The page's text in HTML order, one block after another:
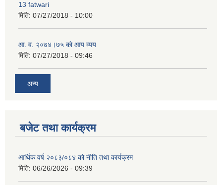
13 fatwari
मिति: 07/27/2018 - 10:00
आ‍. व. २०७४।७५ काे आय व्यय
मिति: 07/27/2018 - 09:46
अन्य
बजेट तथा कार्यक्रम
आर्थिक वर्ष २०८३/०८४ को नीति तथा कार्यक्रम
मिति: 06/26/2026 - 09:39